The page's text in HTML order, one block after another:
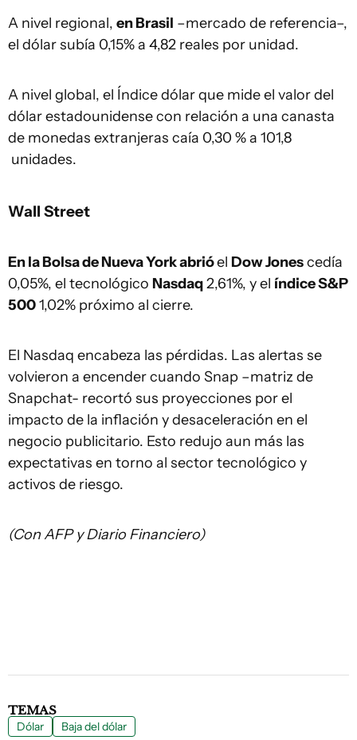
A nivel regional, en Brasil –mercado de referencia–,
el dólar subía 0,15% a 4,82 reales por unidad.
A nivel global, el Índice dólar que mide el valor del
dólar estadounidense con relación a una canasta
de monedas extranjeras caía 0,30 % a 101,8
unidades.
Wall Street
En la Bolsa de Nueva York abrióel Dow Jonescedía
0,05%, el tecnológico Nasdaq2,61%, y el índice S&P
5001,02% próximo al cierre.
El Nasdaq encabeza las pérdidas. Las alertas se
volvieron a encender cuando Snap –matriz de
Snapchat- recortó sus proyecciones por el
impacto de la inflación y desaceleración en el
negocio publicitario. Esto redujo aun más las
expectativas en torno al sector tecnológico y
activos de riesgo.
(Con AFP y Diario Financiero)
TEMAS
Dólar Baja del dólar